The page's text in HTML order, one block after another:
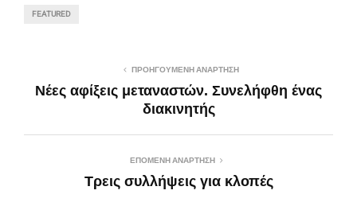
FEATURED
ΠΡΟΗΓΟΎΜΕΝΗ ΑΝΆΡΤΗΣΗ
Νέες αφίξεις μεταναστών. Συνελήφθη ένας
διακινητής
ΕΠΌΜΕΝΗ ΑΝΆΡΤΗΣΗ
Τρεις συλλήψεις για κλοπές